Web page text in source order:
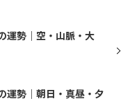
運勢｜空・山脈・大
運勢｜朝日・真昼・夕